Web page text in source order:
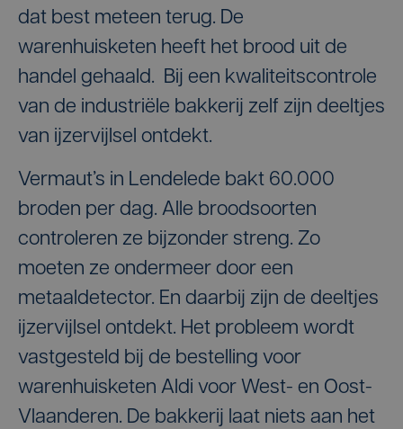
dat best meteen terug. De
warenhuisketen heeft het brood uit de
handel gehaald. Bij een kwaliteitscontrole
van de industriële bakkerij zelf zijn deeltjes
van ijzervijlsel ontdekt.
Vermaut’s in Lendelede bakt 60.000
broden per dag. Alle broodsoorten
controleren ze bijzonder streng. Zo
moeten ze ondermeer door een
metaaldetector. En daarbij zijn de deeltjes
ijzervijlsel ontdekt. Het probleem wordt
vastgesteld bij de bestelling voor
warenhuisketen Aldi voor West- en Oost-
Vlaanderen. De bakkerij laat niets aan het